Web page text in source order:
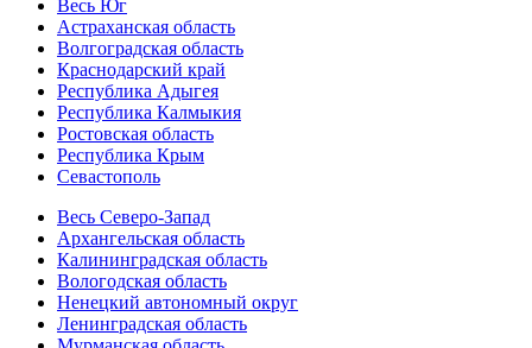
Весь Юг
Астраханская область
Волгоградская область
Краснодарский край
Республика Адыгея
Республика Калмыкия
Ростовская область
Республика Крым
Севастополь
Весь Северо-Запад
Архангельская область
Калининградская область
Вологодская область
Ненецкий автономный округ
Ленинградская область